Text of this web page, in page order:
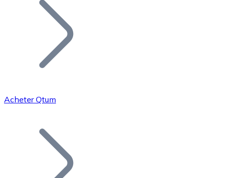
Ajoutez le token de votre projet à notre service
Bitcoin
Acheter Qtum